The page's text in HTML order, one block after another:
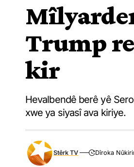
Trump
kir
Hevalbendê berê yê
xwe ya siyasî ava kiriye.
Stêrk TV Dîroka